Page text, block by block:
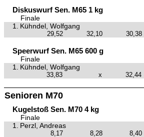
Diskuswurf Sen. M65 1 kg
Finale
1.
Kühndel, Wolfgang
29,52 32,10 30,38
Speerwurf Sen. M65 600 g
Finale
1.
Kühndel, Wolfgang
33,83 x 32,44
Senioren M70
Kugelstoß Sen. M70 4 kg
Finale
1.
Perzl, Andreas
8,17 8,28 8,40